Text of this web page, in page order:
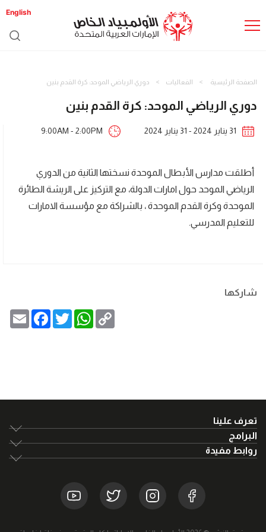
English
الصفحة الرئيسية الفعاليات دوري الرياضي الموحد: كرة القدم بنين
دوري الرياضي الموحد: كرة القدم بنين
31 يناير 2024 - 31 يناير 2024 9:00AM - 2:00PM
أطلقت مدارس الأبطال الموحدة نسختها الثانية من الدوري
الرياضي الموحد حول امارات الدولة، مع التركيز على الريشة الطائرة
الموحدة وكرة القدم الموحدة ، بالشراكة مع مؤسسة الامارات
للتعليم المدرسي.
شاركها
Email
FacebookTwitter
WhatsAppCopy
Link
تعرف علينا
البرامج
روابط مفيدة